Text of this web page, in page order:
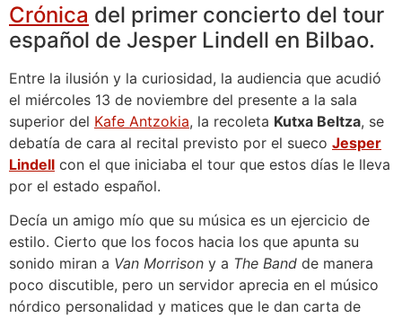
Crónica del primer concierto del tour
español de Jesper Lindell en Bilbao.
Entre la ilusión y la curiosidad, la audiencia que acudió
el miércoles 13 de noviembre del presente a la sala
superior del Kafe Antzokia, la recoleta Kutxa Beltza, se
debatía de cara al recital previsto por el sueco Jesper
Lindell con el que iniciaba el tour que estos días le lleva
por el estado español.
Decía un amigo mío que su música es un ejercicio de
estilo. Cierto que los focos hacia los que apunta su
sonido miran a Van Morrison y a The Band de manera
poco discutible, pero un servidor aprecia en el músico
nórdico personalidad y matices que le dan carta de